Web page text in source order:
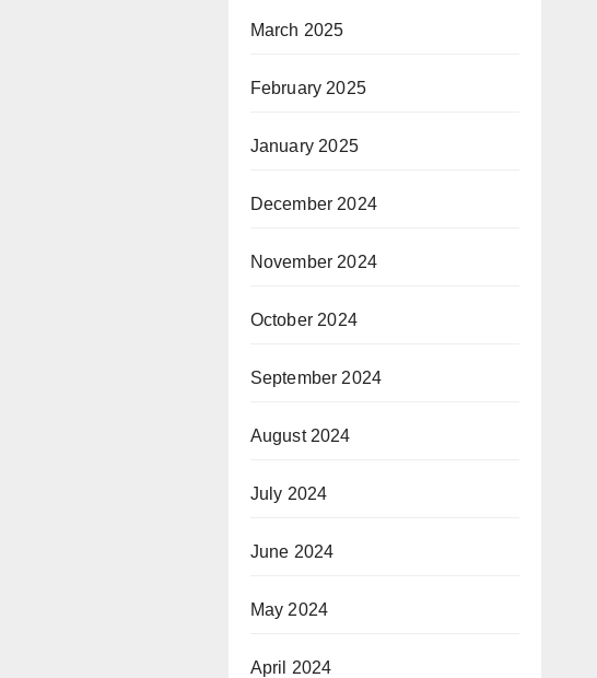
March 2025
February 2025
January 2025
December 2024
November 2024
October 2024
September 2024
August 2024
July 2024
June 2024
May 2024
April 2024